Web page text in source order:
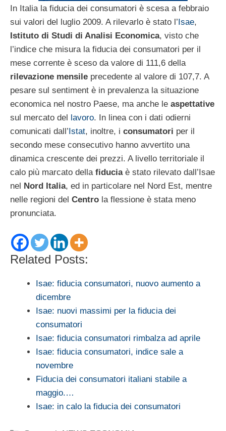
In Italia la fiducia dei consumatori è scesa a febbraio
sui valori del luglio 2009. A rilevarlo è stato l’Isae,
Istituto di Studi di Analisi Economica, visto che
l’indice che misura la fiducia dei consumatori per il
mese corrente è sceso da valore di 111,6 della
rilevazione mensile precedente al valore di 107,7. A
pesare sul sentiment è in prevalenza la situazione
economica nel nostro Paese, ma anche le aspettative
sul mercato del lavoro. In linea con i dati odierni
comunicati dall’Istat, inoltre, i consumatori per il
secondo mese consecutivo hanno avvertito una
dinamica crescente dei prezzi. A livello territoriale il
calo più marcato della fiduciaè stato rilevato dall’Isae
nel Nord Italia, ed in particolare nel Nord Est, mentre
nelle regioni del Centro la flessione è stata meno
pronunciata.
Related Posts:
Isae: fiducia consumatori, nuovo aumento a
dicembre
Isae: nuovi massimi per la fiducia dei
consumatori
Isae: fiducia consumatori rimbalza ad aprile
Isae: fiducia consumatori, indice sale a
novembre
Fiducia dei consumatori italiani stabile a
maggio.…
Isae: in calo la fiducia dei consumatori